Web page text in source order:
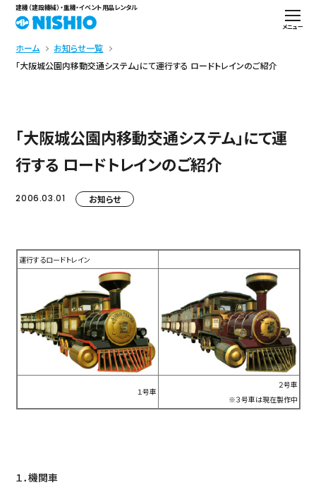
建機（建設機械）・重機・イベント用品レンタル
メニュー
ホーム
お知らせ一覧
「大阪城公園内移動交通システム」にて運行する ロードトレインのご紹介
「大阪城公園内移動交通システム」にて運
行する ロードトレインのご紹介
2006.03.01 お知らせ
運行するロードトレイン
１号車
２号車
※３号車は現在製作中
１．機関車